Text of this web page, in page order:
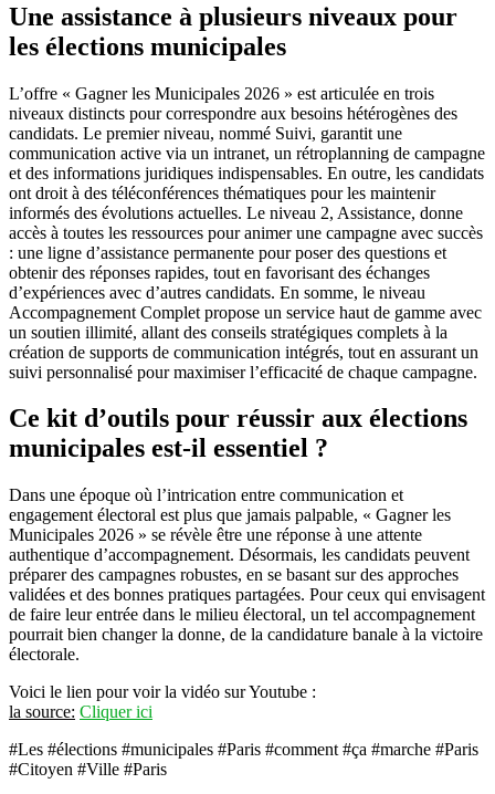
Une assistance à plusieurs niveaux pour
les élections municipales
L’offre « Gagner les Municipales 2026 » est articulée en trois
niveaux distincts pour correspondre aux besoins hétérogènes des
candidats. Le premier niveau, nommé Suivi, garantit une
communication active via un intranet, un rétroplanning de campagne
et des informations juridiques indispensables. En outre, les candidats
ont droit à des téléconférences thématiques pour les maintenir
informés des évolutions actuelles. Le niveau 2, Assistance, donne
accès à toutes les ressources pour animer une campagne avec succès
: une ligne d’assistance permanente pour poser des questions et
obtenir des réponses rapides, tout en favorisant des échanges
d’expériences avec d’autres candidats. En somme, le niveau
Accompagnement Complet propose un service haut de gamme avec
un soutien illimité, allant des conseils stratégiques complets à la
création de supports de communication intégrés, tout en assurant un
suivi personnalisé pour maximiser l’efficacité de chaque campagne.
Ce kit d’outils pour réussir aux élections
municipales est-il essentiel ?
Dans une époque où l’intrication entre communication et
engagement électoral est plus que jamais palpable, « Gagner les
Municipales 2026 » se révèle être une réponse à une attente
authentique d’accompagnement. Désormais, les candidats peuvent
préparer des campagnes robustes, en se basant sur des approches
validées et des bonnes pratiques partagées. Pour ceux qui envisagent
de faire leur entrée dans le milieu électoral, un tel accompagnement
pourrait bien changer la donne, de la candidature banale à la victoire
électorale.
Voici le lien pour voir la vidéo sur Youtube :
la source: Cliquer ici
#Les #élections #municipales #Paris #comment #ça #marche #Paris
#Citoyen #Ville #Paris